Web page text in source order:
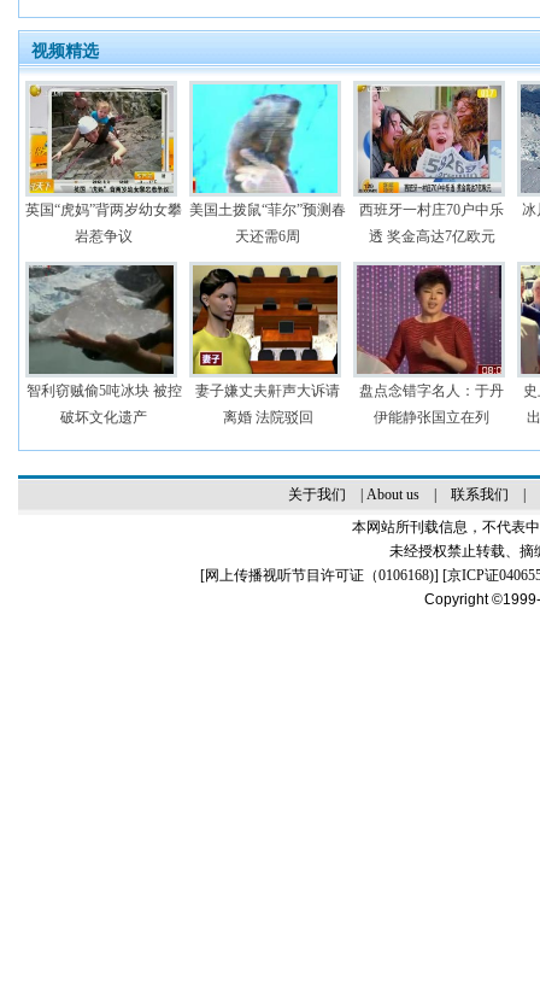
视频精选
英国“虎妈”背两岁幼女攀
岩惹争议
美国土拨鼠“菲尔”预测春
天还需6周
西班牙一村庄70户中乐
透 奖金高达7亿欧元
冰
智利窃贼偷5吨冰块 被控
破坏文化遗产
妻子嫌丈夫鼾声大诉请
离婚 法院驳回
盘点念错字名人：于丹
伊能静张国立在列
关于我们 About us| 联系我们
本网站所刊载信息，不代表
未经授权禁止转载、摘
[网上传播视听节目许可证（0106168)] [京ICP证
Copyright